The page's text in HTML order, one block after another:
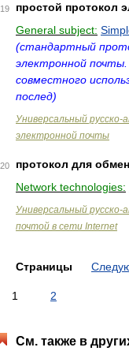
19
простой протокол
General subject:
(стандартный
электронной
совместного
послед)
Универсальный русско-
электронной почты
20
протокол для
Network technologies:
Универсальный русско-
почтой в сети Internet
Страницы
1 2
См. также в